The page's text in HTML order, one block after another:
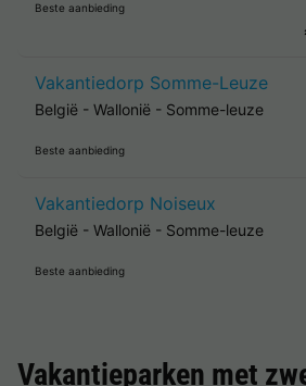
Beste aanbieding
Vakantiedorp Somme-Leuze
België - Wallonië - Somme-leuze
Beste aanbieding
Vakantiedorp Noiseux
België - Wallonië - Somme-leuze
Beste aanbieding
Vakantieparken met